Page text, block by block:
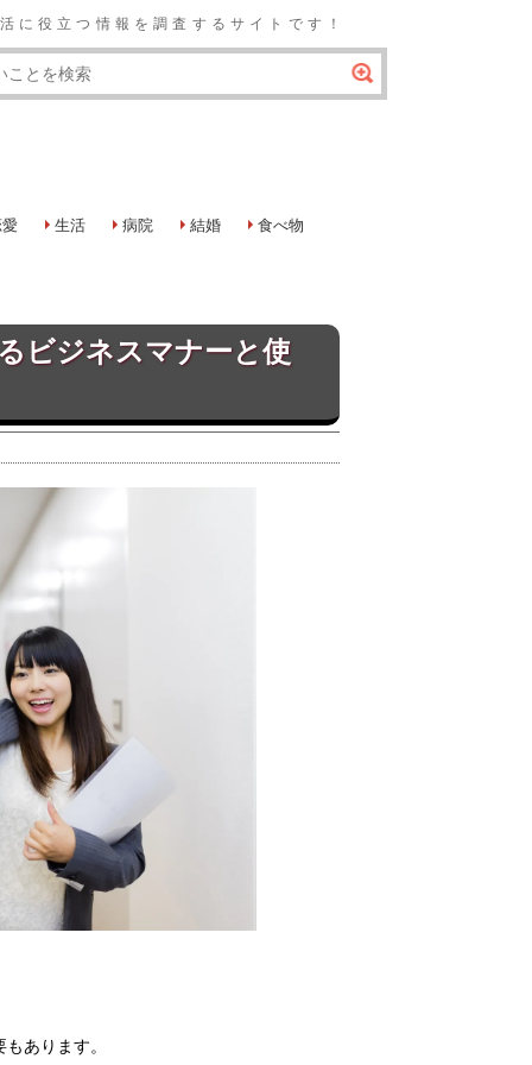
役立つ情報を調査するサイトです！
生活 病院 結婚 食べ物
ビジネスマナーと使
あります。